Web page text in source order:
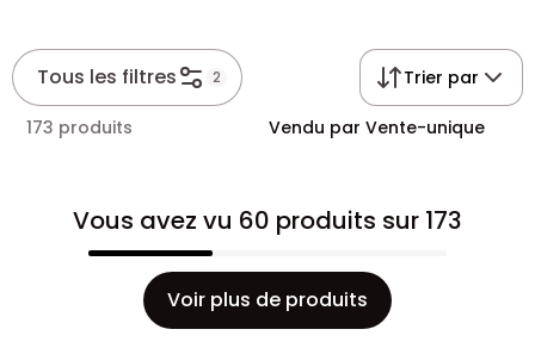
Tous les filtres 2 Trier par
173 produits Vendu par Vente-unique
Vous avez vu 60 produits sur 173
Voir plus de produits